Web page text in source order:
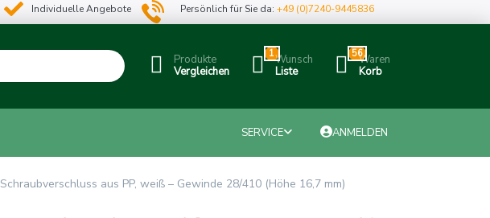
Individuelle Angebote Persönlich für Sie da:+49 (0)7240-9445836
Produkte
Vergleichen
1Wunsch
Liste
56Waren
Korb
SERVICE ANMELDEN
Schraubverschluss aus PP, weiß – Gewinde 28/410 (Höhe 16,7 mm)